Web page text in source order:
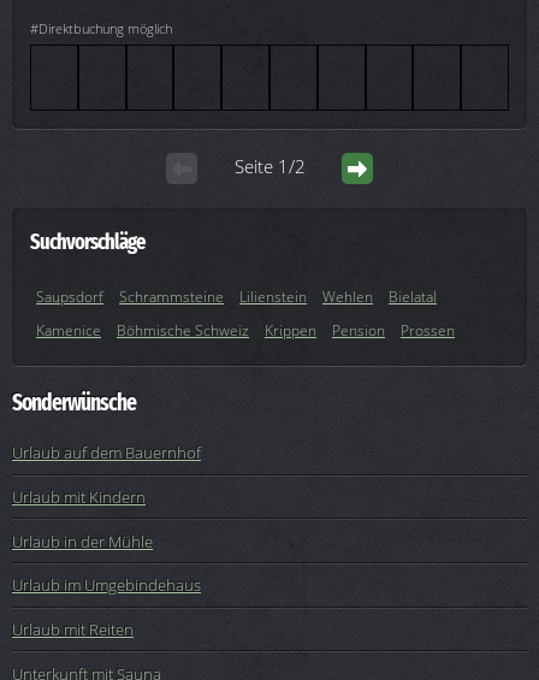
#Direktbuchung möglich
Seite 1/2
Suchvorschläge
Saupsdorf Schrammsteine Lilienstein Wehlen
Bielatal
Kamenice
Böhmische Schweiz Krippen Pension Prossen
Sonderwünsche
Urlaub auf dem Bauernhof
Urlaub mit Kindern
Urlaub in der Mühle
Urlaub im Umgebindehaus
Urlaub mit Reiten
Unterkunft mit Sauna